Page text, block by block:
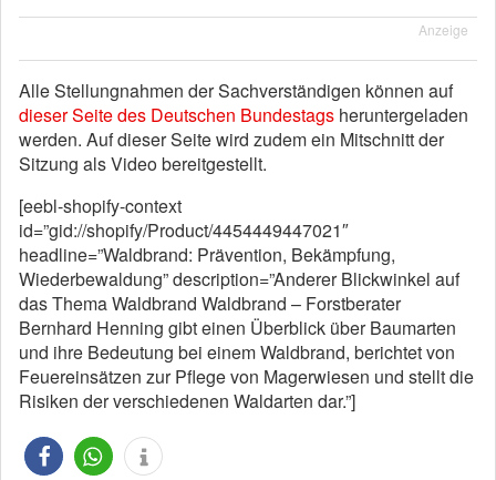
Anzeige
Alle Stellungnahmen der Sachverständigen können auf
dieser Seite des Deutschen Bundestags heruntergeladen
werden. Auf dieser Seite wird zudem ein Mitschnitt der
Sitzung als Video bereitgestellt.
[eebl-shopify-context
id=”gid://shopify/Product/4454449447021″
headline=”Waldbrand: Prävention, Bekämpfung,
Wiederbewaldung” description=”Anderer Blickwinkel auf
das Thema Waldbrand Waldbrand – Forstberater
Bernhard Henning gibt einen Überblick über Baumarten
und ihre Bedeutung bei einem Waldbrand, berichtet von
Feuereinsätzen zur Pflege von Magerwiesen und stellt die
Risiken der verschiedenen Waldarten dar.”]